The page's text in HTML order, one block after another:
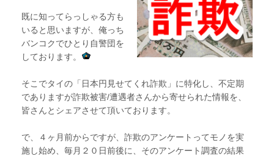
既に知ってらっしゃる方も
いると思いますが、俺っち
バンコクでひとり自警団を
しております。
そこでタイの「日本円見せてくれ詐欺」に特化し、不定期
でありますが詐欺被害/遭遇者さんから寄せられた情報を、
皆さんとシェアさせて頂いております。
で、４ヶ月前からですが、詐欺のアンケートってモノを実
施し始め、毎月２０日前後に、そのアンケート調査の結果